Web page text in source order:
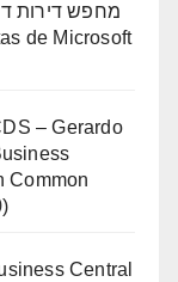
מחפש דירות
de Microsoft
– Gerardo
Common
Central